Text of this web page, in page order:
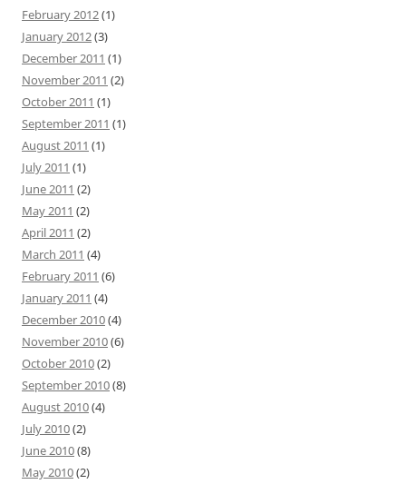
February 2012(1)
January 2012(3)
December 2011 (1)
November 2011 (2)
October 2011 (1)
September 2011 (1)
August 2011 (1)
July 2011 (1)
June 2011 (2)
May 2011 (2)
April 2011 (2)
March 2011 (4)
February 2011 (6)
January 2011 (4)
December 2010(4)
November 2010(6)
October 2010(2)
September 2010(8)
August 2010(4)
July 2010(2)
June 2010(8)
May 2010(2)